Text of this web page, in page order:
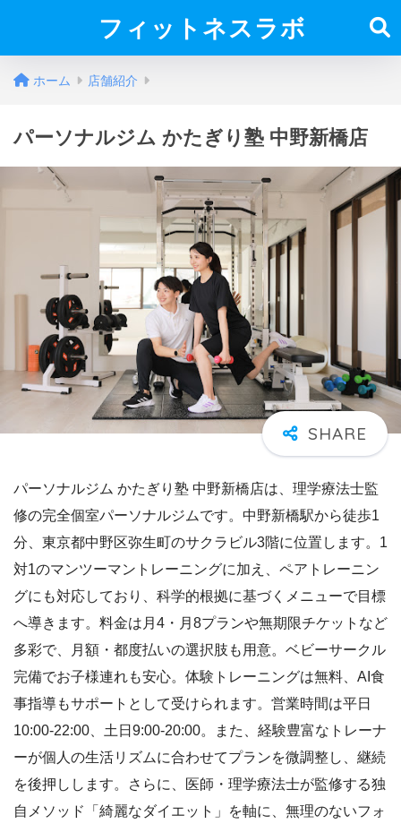
フィットネスラボ
ホーム 店舗紹介
パーソナルジム かたぎり塾 中野新橋店
パーソナルジム かたぎり塾 中野新橋店は、理学療法士監
修の完全個室パーソナルジムです。中野新橋駅から徒歩1
分、東京都中野区弥生町のサクラビル3階に位置します。1
対1のマンツーマントレーニングに加え、ペアトレーニン
グにも対応しており、科学的根拠に基づくメニューで目標
へ導きます。料金は月4・月8プランや無期限チケットなど
多彩で、月額・都度払いの選択肢も用意。ベビーサークル
完備でお子様連れも安心。体験トレーニングは無料、AI食
事指導もサポートとして受けられます。営業時間は平日
10:00-22:00、土日9:00-20:00。また、経験豊富なトレーナ
ーが個人の生活リズムに合わせてプランを微調整し、継続
を後押しします。さらに、医師・理学療法士が監修する独
自メソッド「綺麗なダイエット」を軸に、無理のないフォ